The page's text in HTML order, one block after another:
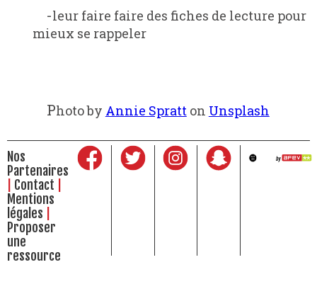
-leur faire faire des fiches de lecture pour
mieux se rappeler
Photo by Annie Spratton Unsplash
Nos
Partenaires
Contact
Mentions
légales
Proposer
une
ressource